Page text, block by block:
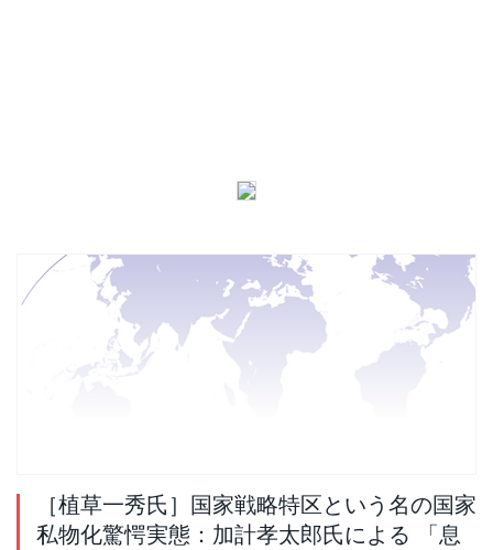
［植草一秀氏］国家戦略特区という名の国家
私物化驚愕実態：加計孝太郎氏による 「息